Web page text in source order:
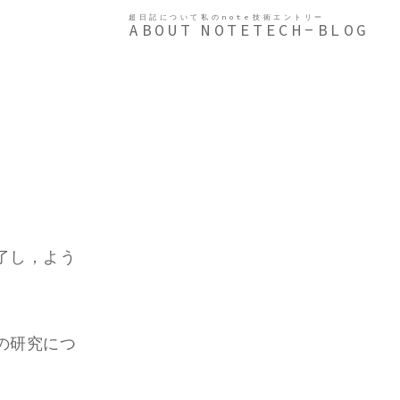
超日記について
ABOUT
私のnote
NOTE
技術エントリー
TECH-BLOG
し，よう
研究につ